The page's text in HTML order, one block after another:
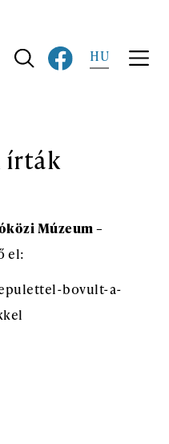
HU
írták
Múzeum –
el:
bovult-a-